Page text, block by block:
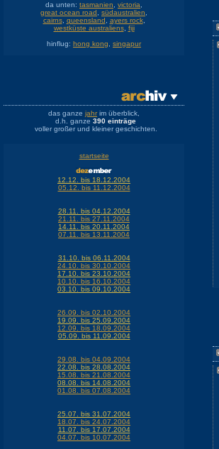
da unten: tasmanien victoria
great ocean road
südaustralien
cairns, queensland ayers rock,
westküste australiens, fiji
hinflug: hong kong singapur
das ganze jahrim überblick,
d.h. ganze 390 einträge
voller großer und kleiner geschichten.
startseite
12.12. bis 18.12.2004
05.12. bis 11.12.2004
28.11. bis 04.12.2004
21.11. bis 27.11.2004
14.11. bis 20.11.2004
07.11. bis 13.11.2004
31.10. bis 06.11.2004
24.10. bis 30.10.2004
17.10. bis 23.10.2004
10.10. bis 16.10.2004
03.10. bis 09.10.2004
26.09. bis 02.10.2004
19.09. bis 25.09.2004
12.09. bis 18.09.2004
05.09. bis 11.09.2004
29.08. bis 04.09.2004
22.08. bis 28.08.2004
15.08. bis 21.08.2004
08.08. bis 14.08.2004
01.08. bis 07.08.2004
25.07. bis 31.07.2004
18.07. bis 24.07.2004
11.07. bis 17.07.2004
04.07. bis 10.07.2004